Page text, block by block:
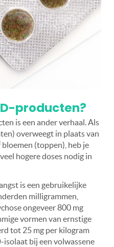
producten?
is een ander verhaal. Als
overweegt in plaats van
(toppen), heb je
hogere doses nodig in
is een gebruikelijke
milligrammen,
ongeveer 800 mg
vormen van ernstige
tot 25 mg per kilogram
isolaat bij een volwassene